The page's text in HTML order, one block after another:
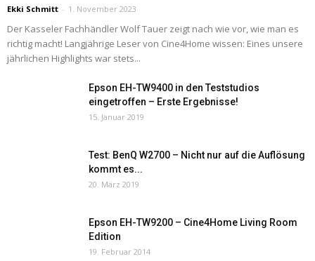
Ekki Schmitt - 1. November 2023
Der Kasseler Fachhändler Wolf Tauer zeigt nach wie vor, wie man es
richtig macht! Langjährige Leser von Cine4Home wissen: Eines unsere
jährlichen Highlights war stets...
Epson EH-TW9400 in den Teststudios
eingetroffen – Erste Ergebnisse!
15. Januar 2019
Test: BenQ W2700 – Nicht nur auf die Auflösung
kommt es...
20. März 2019
Epson EH-TW9200 – Cine4Home Living Room
Edition
19. Februar 2014